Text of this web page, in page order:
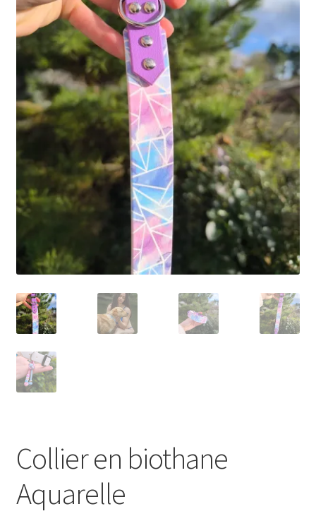
Ma Présentation
Politique de confidentialité
Retour
Mon compte
Panier
Commande
MERCI POUR VOTRE COMMANDE
Vos photos/avis
Collier en biothane
Aquarelle